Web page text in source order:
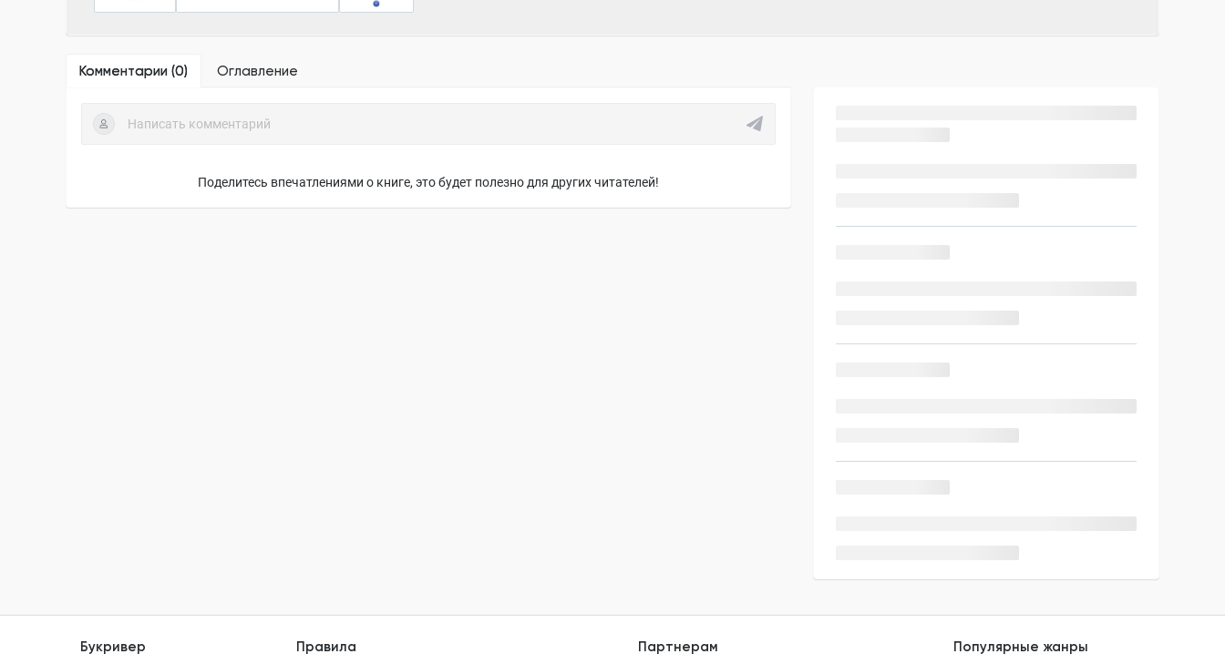
Комментарии (0) Оглавление
Поделитесь впечатлениями о книге, это будет полезно для других читателей!
Букривер Правила Партнерам Популярные жанры